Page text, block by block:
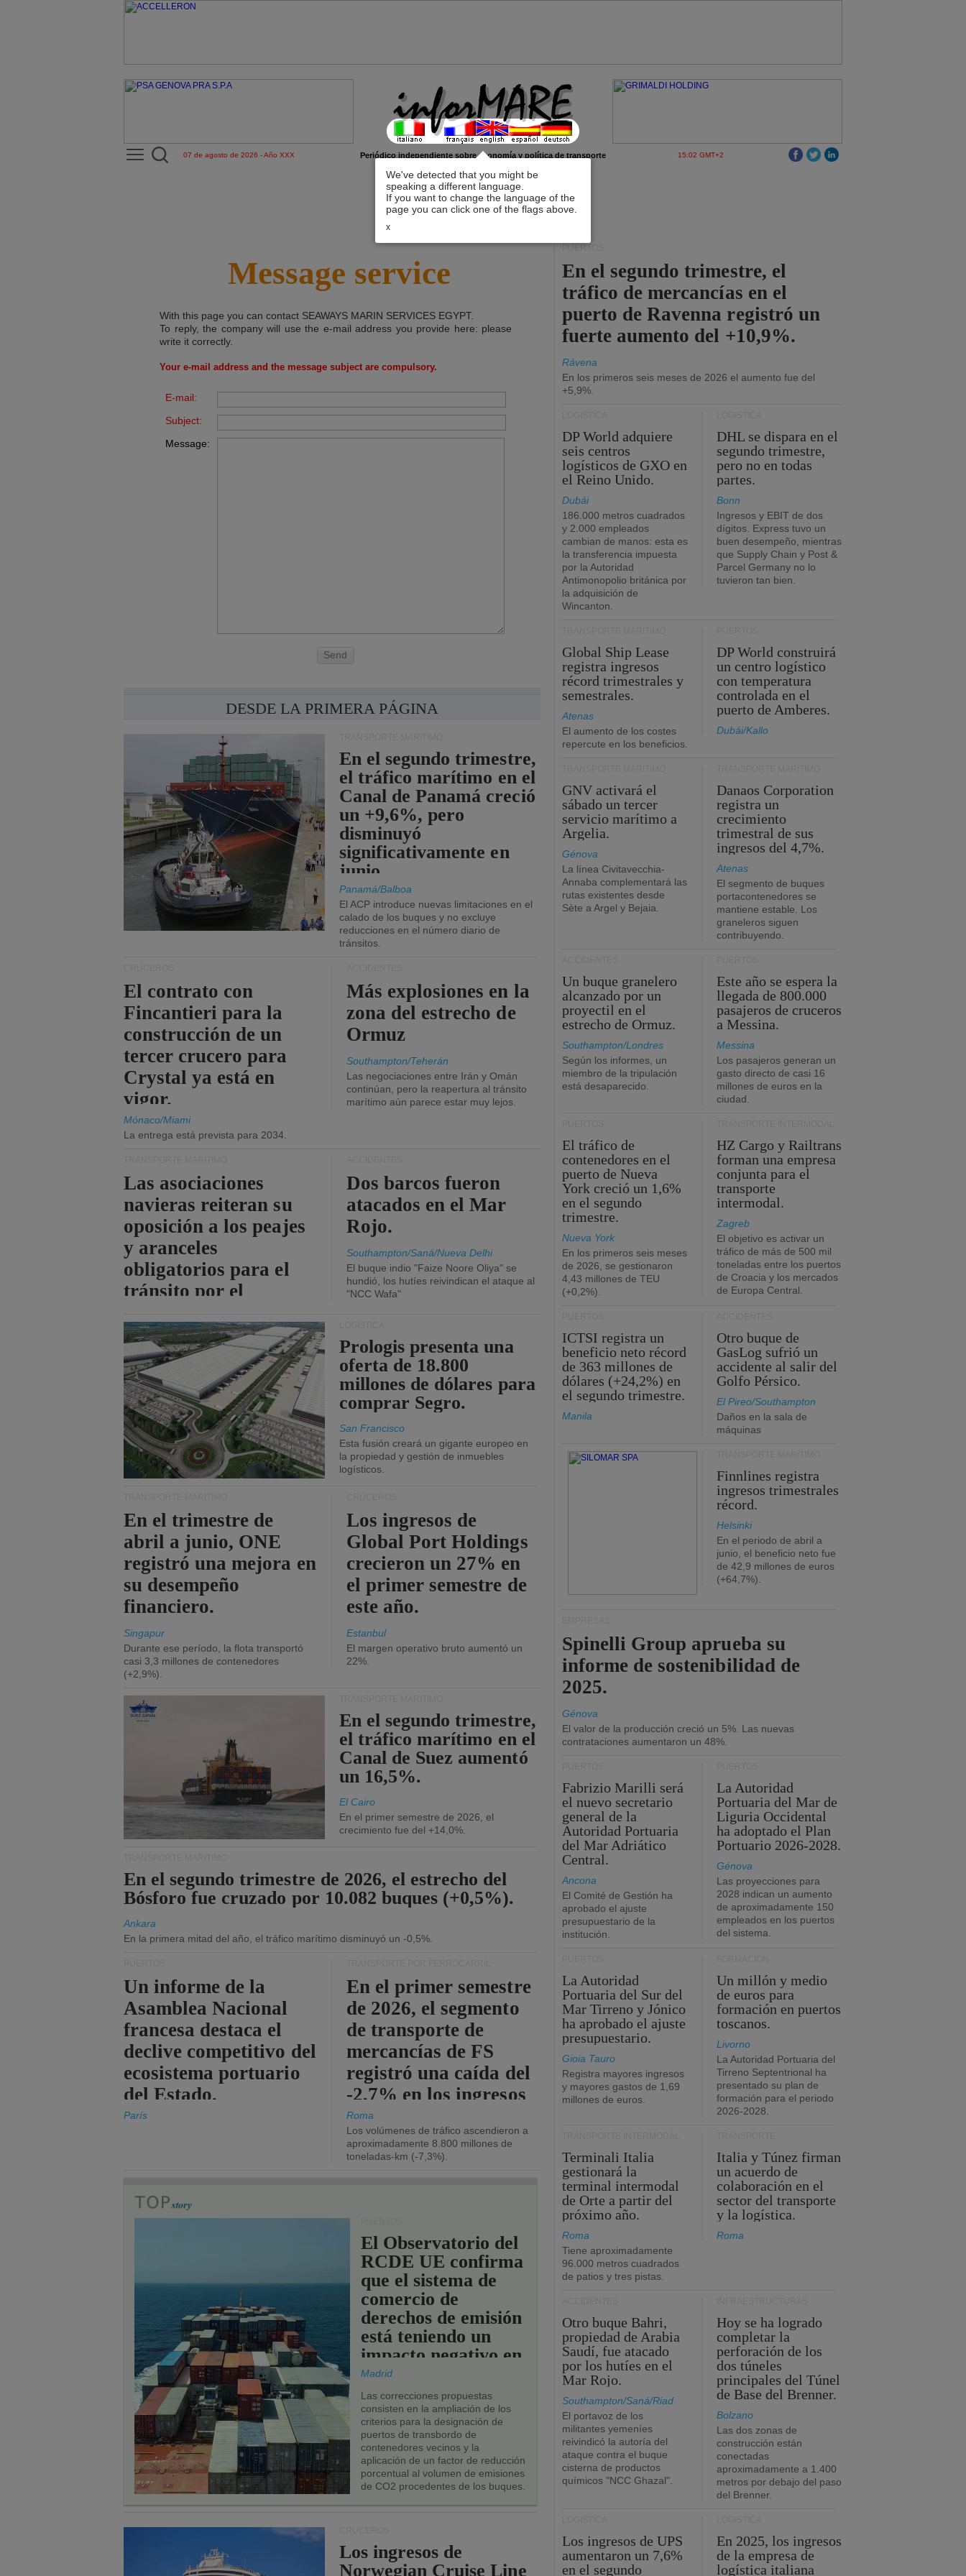
We've detected that you might be
speaking a different language.
If you want to change the language of the
page you can click one of the flags above.
x
07 de agosto de 2026 - Año XXX Periódico independiente sobre economía y política de transporte 15:02 GMT+2
Message service
With this page you can contact SEAWAYS MARIN SERVICES EGYPT.
To reply, the company will use the e-mail address you provide here: please
write it correctly.
Your e-mail address and the message subject are compulsory.
E-mail:
Subject:
Message:
Send
DESDE LA PRIMERA PÁGINA
En el segundo trimestre,
el tráfico marítimo en el
Canal de Panamá creció
un +9,6%, pero
disminuyó
significativamente en
junio.
Panamá/Balboa
El ACP introduce nuevas limitaciones en el
calado de los buques y no excluye
reducciones en el número diario de
tránsitos.
El contrato con
Fincantieri para la
construcción de un
tercer crucero para
Crystal ya está en
vigor.
Mónaco/Miami
La entrega está prevista para 2034.
Más explosiones en la
zona del estrecho de
Ormuz
Southampton/Teherán
Las negociaciones entre Irán y Omán
continúan, pero la reapertura al tránsito
marítimo aún parece estar muy lejos.
Las asociaciones
navieras reiteran su
oposición a los peajes
y aranceles
obligatorios para el
tránsito por el
Dos barcos fueron
atacados en el Mar
Rojo.
Southampton/Saná/Nueva Delhi
El buque indio "Faize Noore Oliya" se
hundió, los hutíes reivindican el ataque al
"NCC Wafa"
Prologis presenta una
oferta de 18.800
millones de dólares para
comprar Segro.
San Francisco
Esta fusión creará un gigante europeo en
la propiedad y gestión de inmuebles
logísticos.
En el trimestre de
abril a junio, ONE
registró una mejora en
su desempeño
financiero.
Singapur
Durante ese período, la flota transportó
casi 3,3 millones de contenedores
(+2,9%).
Los ingresos de
Global Port Holdings
crecieron un 27% en
el primer semestre de
este año.
Estanbul
El margen operativo bruto aumentó un
22%.
En el segundo trimestre,
el tráfico marítimo en el
Canal de Suez aumentó
un 16,5%.
El Cairo
En el primer semestre de 2026, el
crecimiento fue del +14,0%.
En el segundo trimestre de 2026, el estrecho del
Bósforo fue cruzado por 10.082 buques (+0,5%).
Ankara
En la primera mitad del año, el tráfico marítimo disminuyó un -0,5%.
Un informe de la
Asamblea Nacional
francesa destaca el
declive competitivo del
ecosistema portuario
del Estado.
París
En el primer semestre
de 2026, el segmento
de transporte de
mercancías de FS
registró una caída del
-2,7% en los ingresos
operativos.
Roma
Los volúmenes de tráfico ascendieron a
aproximadamente 8.800 millones de
toneladas-km (-7,3%).
El Observatorio del
RCDE UE confirma
que el sistema de
comercio de
derechos de emisión
está teniendo un
impacto negativo en
los puertos de la
UE.
Madrid
Las correcciones propuestas
consisten en la ampliación de los
criterios para la designación de
puertos de transbordo de
contenedores vecinos y la
aplicación de un factor de reducción
porcentual al volumen de emisiones
de CO2 procedentes de los buques.
Los ingresos de
Norwegian Cruise Line
PUERTOS
En el segundo trimestre, el
tráfico de mercancías en el
puerto de Ravenna registró un
fuerte aumento del +10,9%.
Rávena
En los primeros seis meses de 2026 el aumento fue del
+5,9%.
DP World adquiere
seis centros
logísticos de GXO en
el Reino Unido.
Dubái
186.000 metros cuadrados
y 2.000 empleados
cambian de manos: esta es
la transferencia impuesta
por la Autoridad
Antimonopolio británica por
la adquisición de
Wincanton.
DHL se dispara en el
segundo trimestre,
pero no en todas
partes.
Bonn
Ingresos y EBIT de dos
dígitos. Express tuvo un
buen desempeño, mientras
que Supply Chain y Post &
Parcel Germany no lo
tuvieron tan bien.
Global Ship Lease
registra ingresos
récord trimestrales y
semestrales.
Atenas
El aumento de los costes
repercute en los beneficios.
DP World construirá
un centro logístico
con temperatura
controlada en el
puerto de Amberes.
Dubái/Kallo
GNV activará el
sábado un tercer
servicio marítimo a
Argelia.
Génova
La línea Civitavecchia-
Annaba complementará las
rutas existentes desde
Sète a Argel y Bejaia.
Danaos Corporation
registra un
crecimiento
trimestral de sus
ingresos del 4,7%.
Atenas
El segmento de buques
portacontenedores se
mantiene estable. Los
graneleros siguen
contribuyendo.
Un buque granelero
alcanzado por un
proyectil en el
estrecho de Ormuz.
Southampton/Londres
Según los informes, un
miembro de la tripulación
está desaparecido.
Este año se espera la
llegada de 800.000
pasajeros de cruceros
a Messina.
Messina
Los pasajeros generan un
gasto directo de casi 16
millones de euros en la
ciudad.
El tráfico de
contenedores en el
puerto de Nueva
York creció un 1,6%
en el segundo
trimestre.
Nueva York
En los primeros seis meses
de 2026, se gestionaron
4,43 millones de TEU
(+0,2%).
HZ Cargo y Railtrans
forman una empresa
conjunta para el
transporte
intermodal.
Zagreb
El objetivo es activar un
tráfico de más de 500 mil
toneladas entre los puertos
de Croacia y los mercados
de Europa Central.
ICTSI registra un
beneficio neto récord
de 363 millones de
dólares (+24,2%) en
el segundo trimestre.
Manila
Otro buque de
GasLog sufrió un
accidente al salir del
Golfo Pérsico.
El Pireo/Southampton
Daños en la sala de
máquinas
Finnlines registra
ingresos trimestrales
récord.
Helsinki
En el periodo de abril a
junio, el beneficio neto fue
de 42,9 millones de euros
(+64,7%).
Spinelli Group aprueba su
informe de sostenibilidad de
2025.
Génova
El valor de la producción creció un 5%. Las nuevas
contrataciones aumentaron un 48%.
Fabrizio Marilli será
el nuevo secretario
general de la
Autoridad Portuaria
del Mar Adriático
Central.
Ancona
El Comité de Gestión ha
aprobado el ajuste
presupuestario de la
institución.
La Autoridad
Portuaria del Mar de
Liguria Occidental
ha adoptado el Plan
Portuario 2026-2028.
Génova
Las proyecciones para
2028 indican un aumento
de aproximadamente 150
empleados en los puertos
del sistema.
La Autoridad
Portuaria del Sur del
Mar Tirreno y Jónico
ha aprobado el ajuste
presupuestario.
Gioia Tauro
Registra mayores ingresos
y mayores gastos de 1,69
millones de euros.
Un millón y medio
de euros para
formación en puertos
toscanos.
Livorno
La Autoridad Portuaria del
Tirreno Septentrional ha
presentado su plan de
formación para el periodo
2026-2028.
Terminali Italia
gestionará la
terminal intermodal
de Orte a partir del
próximo año.
Roma
Tiene aproximadamente
96.000 metros cuadrados
de patios y tres pistas.
Italia y Túnez firman
un acuerdo de
colaboración en el
sector del transporte
y la logística.
Roma
Otro buque Bahri,
propiedad de Arabia
Saudí, fue atacado
por los hutíes en el
Mar Rojo.
Southampton/Saná/Riad
El portavoz de los
militantes yemeníes
reivindicó la autoría del
ataque contra el buque
cisterna de productos
químicos "NCC Ghazal".
Hoy se ha logrado
completar la
perforación de los
dos túneles
principales del Túnel
de Base del Brenner.
Bolzano
Las dos zonas de
construcción están
conectadas
aproximadamente a 1.400
metros por debajo del paso
del Brenner.
Los ingresos de UPS
aumentaron un 7,6%
en el segundo
En 2025, los ingresos
de la empresa de
logística italiana